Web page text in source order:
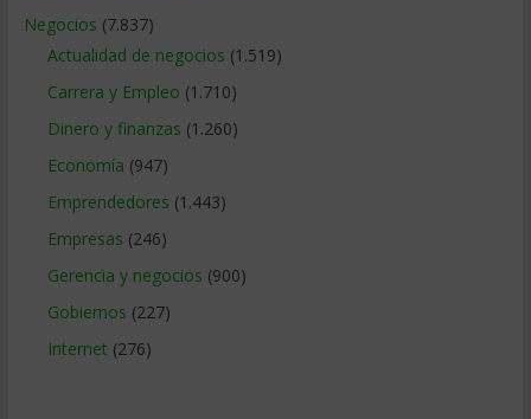
Negocios (7.837)
Actualidad de negocios (1.519)
Carrera y Empleo (1.710)
Dinero y finanzas (1.260)
Economía (947)
Emprendedores (1.443)
Empresas (246)
Gerencia y negocios (900)
Gobiernos (227)
Internet (276)